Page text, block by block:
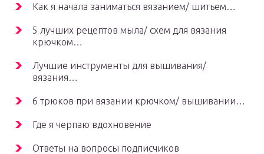
Как я начала заниматься вязанием/ шитьем…
5 лучших рецептов мыла/ схем для вязания
крючком…
Лучшие инструменты для вышивания/
вязания…
6 трюков при вязании крючком/ вышивании…
Где я черпаю вдохновение
Ответы на вопросы подписчиков